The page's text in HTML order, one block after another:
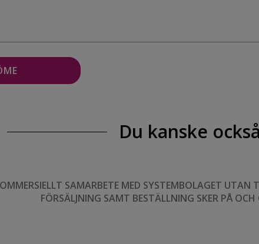
Du kanske
SAMARBETE MED SYSTEMBOLAGET
FÖRSÄLJNING SAMT BESTÄLLNING SKER PÅ